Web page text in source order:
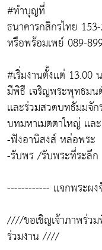
#ทำบุญที่
ธนาคารกสิกรไทย
หรือพร้อมเพย์ 089-
#เริ่มงานตั้งเเต่ 13.00
มีพิธี เจริญพระพุทธมน
เเละร่วมสวดบทธัมมจั
บทมหาเมตตาใหญ่ เเ
-ฟังอานิสงส์ หล่อพระ
-รับพร /รับพระที่ระลึก
------------ เเจกพระผ
////ขอเชิญเจ้าภาพร่วม
ร่วมงาน ////